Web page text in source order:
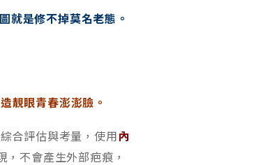
就是修不掉莫名老態。
靚眼青春澎澎臉。
合評估與考量，使用 內
不會產生外部疤痕，